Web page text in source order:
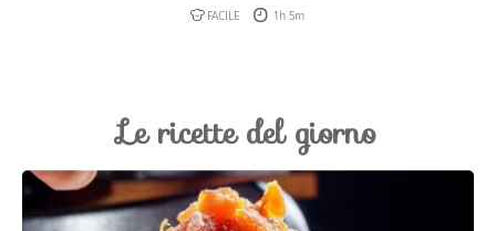
FACILE 1h 5m
Le ricette del giorno